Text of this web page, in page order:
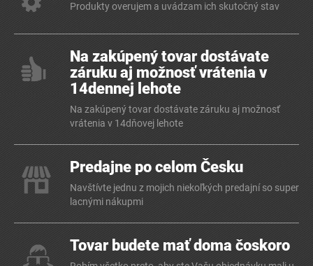
Produkty overujem a uvádzam ich skutočný stav
Na zakúpený tovar dostávate
záruku aj možnosť vrátenia v
14dennej lehote
Na zakúpený tovar dostávate záruku aj možnosť
vrátenia v 14dňovej lehote
Predajne po celom Česku
Navštívte jednu z mojich niekoľkých predajní so super
lacnými nákupmi
Tovar budete mať doma čoskoro